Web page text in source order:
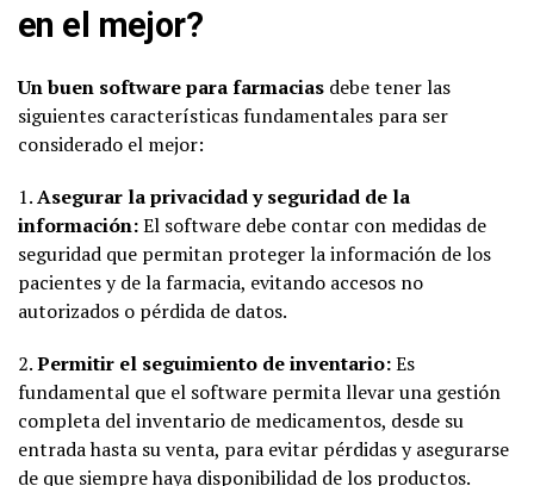
en el mejor?
Un buen software para farmacias debe tener las
siguientes características fundamentales para ser
considerado el mejor:
1.Asegurar la privacidad y seguridad de la
información:El software debe contar con medidas de
seguridad que permitan proteger la información de los
pacientes y de la farmacia, evitando accesos no
autorizados o pérdida de datos.
2.Permitir el seguimiento de inventario:Es
fundamental que el software permita llevar una gestión
completa del inventario de medicamentos, desde su
entrada hasta su venta, para evitar pérdidas y asegurarse
de que siempre haya disponibilidad de los productos.